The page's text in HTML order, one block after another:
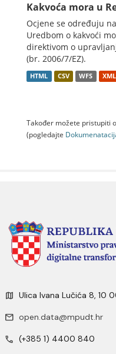
Kakvoća mora u
Ocjene se određuju
Uredbom o kakvoći
direktivom o
(br. 2006/7/EZ).
HTML CSV WFS XML
Također možete pristupiti
(pogledajte